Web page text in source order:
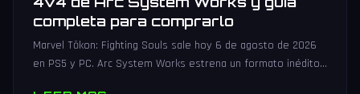
completa para comprarlo
Marvel Tōkon: Fighting Souls sale hoy 6 de agosto de 2026
en PS5 y PC. Arc System Works estrena un formato inédito